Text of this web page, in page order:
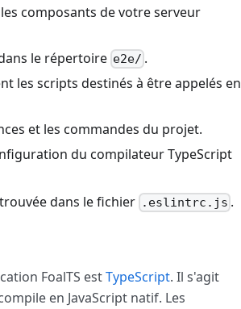
composants de votre serveur
le répertoire e2e/ .
les scripts destinés à être appelés en
et les commandes du projet.
du compilateur TypeScript
dans le fichier .eslintrc.js .
FoalTS estTypeScript. Il s'agit
en JavaScript natif. Les